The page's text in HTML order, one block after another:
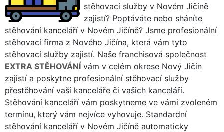
stěhovací služby v Novém Jičíně
zajistí? Poptáváte nebo sháníte
stěhování kanceláří v Novém Jičíně? Jsme profesionální
stěhovací firma z Nového Jičína, která vám tyto
stěhovací služby zajistí. Naše franchisová společnost
EXTRA STĚHOVÁNÍ vám v celém okrese Nový Jičín
zajistí a poskytne profesionální stěhovací služby
přestěhování vaší kanceláře či vašich kanceláří.
Stěhování kanceláří vám poskytneme ve vámi zvoleném
termínu, který vám nejvíce vyhovuje. Standardní
stěhování kanceláří v Novém Jičíně automaticky